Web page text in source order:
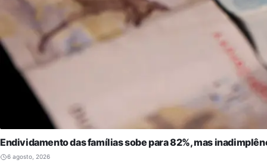
Endividamento das famílias sobe para 82%, mas
6 agosto, 2026